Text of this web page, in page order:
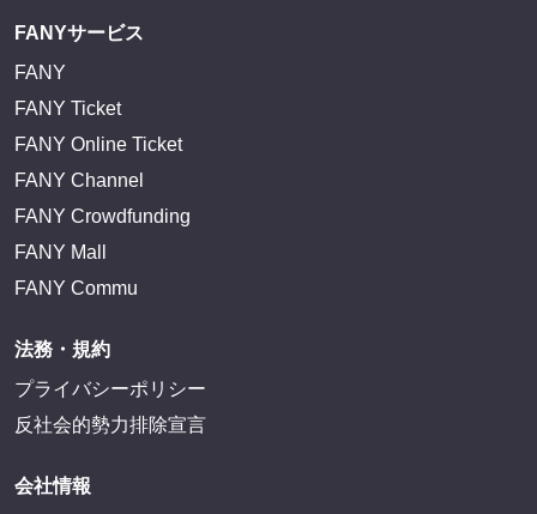
FANYサービス
FANY
FANY Ticket
FANY Online Ticket
FANY Channel
FANY Crowdfunding
FANY Mall
FANY Commu
法務・規約
プライバシーポリシー
反社会的勢力排除宣言
会社情報